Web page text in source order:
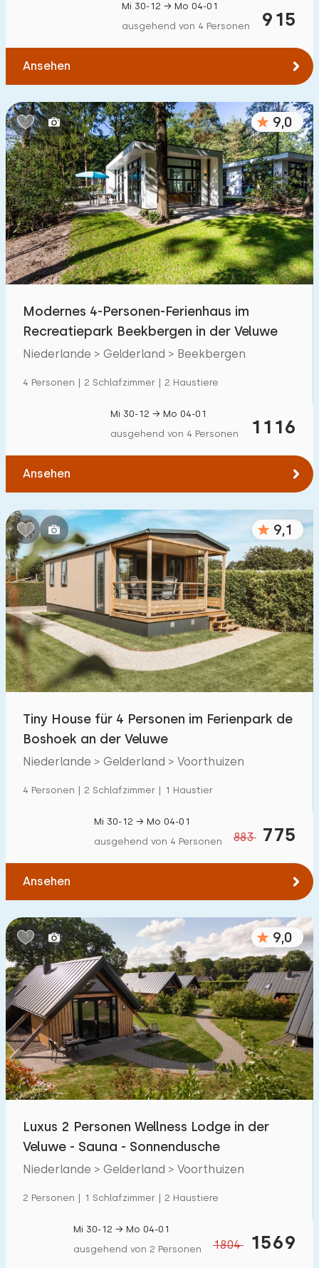
915
Mi 30-12 → Mo 04-01
ausgehend von 4 Personen
Ansehen
9,0
Modernes 4-Personen-Ferienhaus im
Recreatiepark Beekbergen in der Veluwe
Niederlande > Gelderland > Beekbergen
4 Personen | 2 Schlafzimmer | 2 Haustiere
1116
Mi 30-12 → Mo 04-01
ausgehend von 4 Personen
Ansehen
9,1
Tiny House für 4 Personen im Ferienpark de
Boshoek an der Veluwe
Niederlande > Gelderland > Voorthuizen
4 Personen | 2 Schlafzimmer | 1 Haustier
883 775
Mi 30-12 → Mo 04-01
ausgehend von 4 Personen
Ansehen
9,0
Luxus 2 Personen Wellness Lodge in der
Veluwe - Sauna - Sonnendusche
Niederlande > Gelderland > Voorthuizen
2 Personen | 1 Schlafzimmer | 2 Haustiere
1804 1569
Mi 30-12 → Mo 04-01
ausgehend von 2 Personen